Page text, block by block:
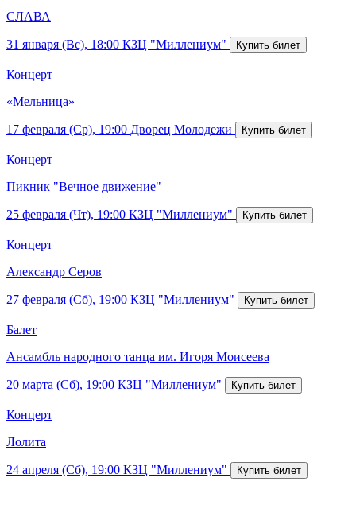
СЛАВА
31 января (Вс), 18:00 КЗЦ "Миллениум"
Концерт
«Мельница»
17 февраля (Ср), 19:00 Дворец Молодежи
Концерт
Пикник "Вечное движение"
25 февраля (Чт), 19:00 КЗЦ "Миллениум"
Концерт
Александр Серов
27 февраля (Сб), 19:00 КЗЦ "Миллениум"
Балет
Ансамбль народного танца им. Игоря Моисеева
20 марта (Сб), 19:00 КЗЦ "Миллениум"
Концерт
Лолита
24 апреля (Сб), 19:00 КЗЦ "Миллениум"